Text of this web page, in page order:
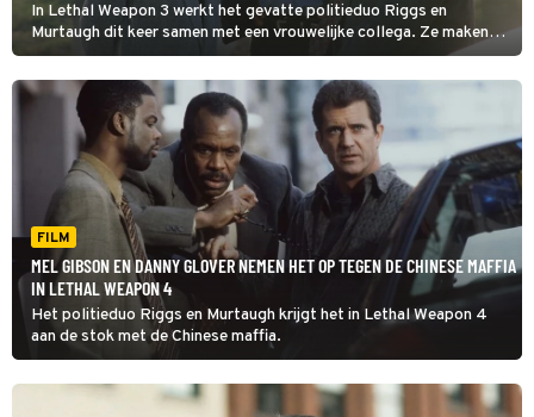
In Lethal Weapon 3 werkt het gevatte politieduo Riggs en
Murtaugh dit keer samen met een vrouwelijke collega. Ze maken
jacht op een gevaarlijke wapensmokkelaar.
FILM
MEL GIBSON EN DANNY GLOVER NEMEN HET OP TEGEN DE CHINESE MAFFIA
IN LETHAL WEAPON 4
Het politieduo Riggs en Murtaugh krijgt het in Lethal Weapon 4
aan de stok met de Chinese maffia.